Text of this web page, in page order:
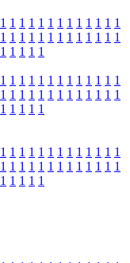
1 1 1 1 1 1 1 1 1 1 1 1 1
1 1 1 1 1 1 1 1 1 1 1 1 1
1 1 1 1 1
1 1 1 1 1 1 1 1 1 1 1 1 1
1 1 1 1 1 1 1 1 1 1 1 1 1
1 1 1 1 1
1 1 1 1 1 1 1 1 1 1 1 1 1
1 1 1 1 1 1 1 1 1 1 1 1 1
1 1 1 1 1